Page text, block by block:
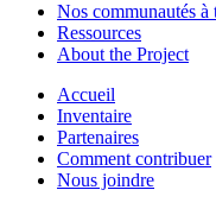
Nos communautés à
Ressources
About the Project
Accueil
Inventaire
Partenaires
Comment contribuer
Nous joindre